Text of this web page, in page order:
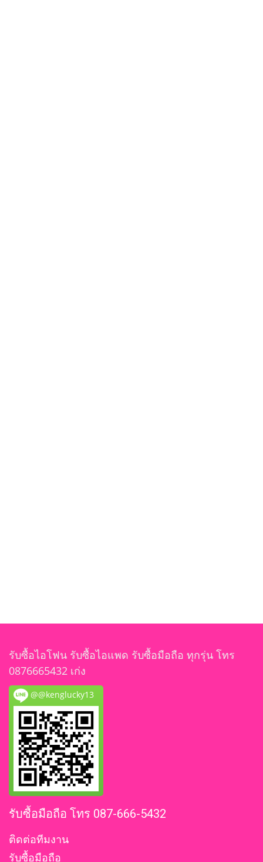
รับซื้อไอโฟน รับซื้อไอแพด รับซื้อมือถือ ทุกรุ่น โทร
0876665432 เก่ง
@@kenglucky13
รับซื้อมือถือ โทร 087-666-5432
ติดต่อทีมงาน
รับซื้อมือถือ